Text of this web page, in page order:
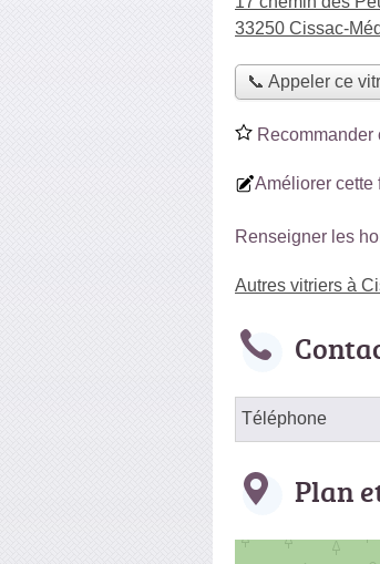
33250 Cissac-
📞 Appeler ce
Recommander
Améliorer cette
Renseigner les
Autres vitriers à
Téléphone
Plan